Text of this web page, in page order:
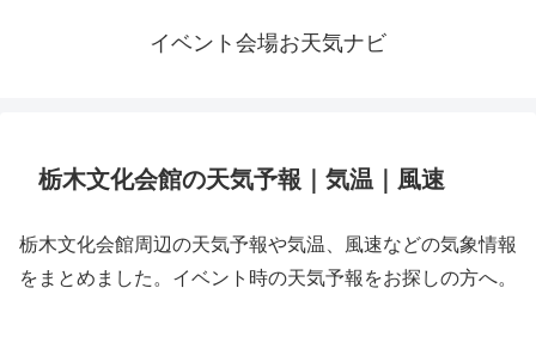
イベント会場お天気ナビ
栃木文化会館の天気予報｜気温｜風速
栃木文化会館周辺の天気予報や気温、風速などの気象情報
をまとめました。イベント時の天気予報をお探しの方へ。